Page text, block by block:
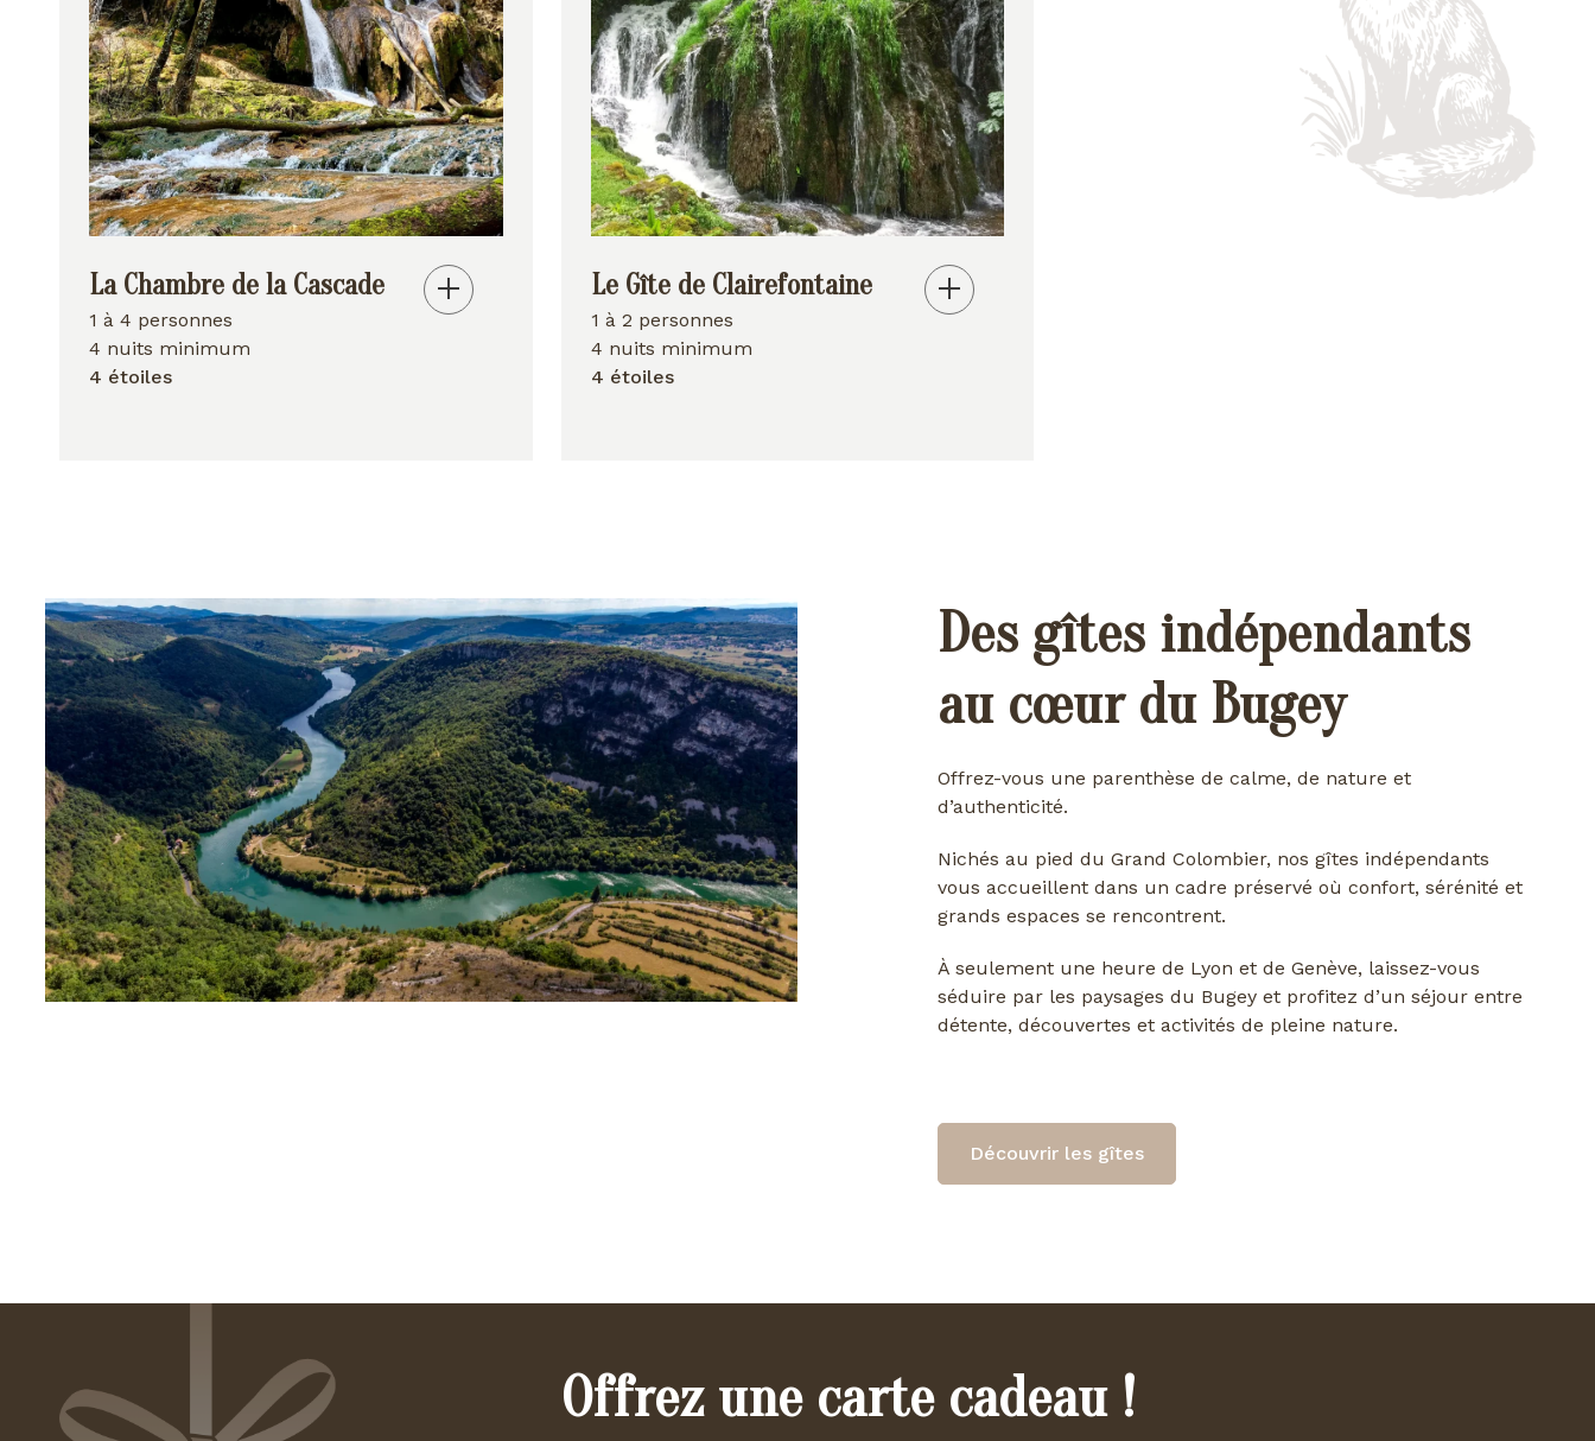
La Chambre de la Cascade
1 à 4 personnes
4 nuits minimum
4 étoiles
Le Gîte de Clairefontaine
1 à 2 personnes
4 nuits minimum
4 étoiles
Des gîtes indépendants
au cœur du Bugey
Offrez-vous une parenthèse de calme, de nature et
d’authenticité.
Nichés au pied du Grand Colombier, nos gîtes indépendants
vous accueillent dans un cadre préservé où confort, sérénité et
grands espaces se rencontrent.
À seulement une heure de Lyon et de Genève, laissez-vous
séduire par les paysages du Bugey et profitez d’un séjour entre
détente, découvertes et activités de pleine nature.
Découvrir les gîtes
Offrez une carte cadeau !